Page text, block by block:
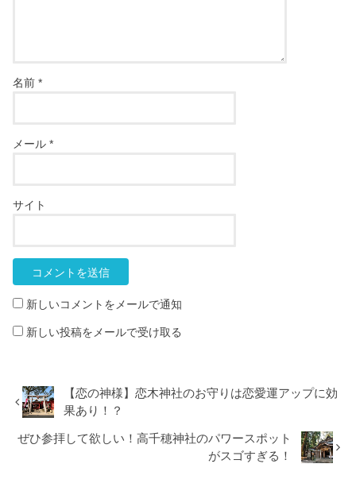
名前*
メール*
サイト
新しいコメントをメールで通知
新しい投稿をメールで受け取る
【恋の神様】恋木神社のお守りは恋愛運アップに効
果あり！？
ぜひ参拝して欲しい！高千穂神社のパワースポット
がスゴすぎる！